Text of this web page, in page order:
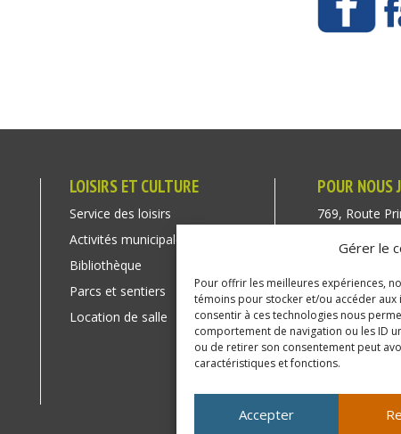
Gérer le
Pour offrir les meilleures expériences,
témoins pour stocker et/ou accéder
consentir à ces technologies nous
comportement de navigation ou les ID
ou de retirer son consentement peut
caractéristiques et fonctions.
Accepter
LOISIRS ET CULTURE
Service des loisirs
Activités municipales
Bibliothèque
Parcs et sentiers
Location de salle
POUR NOUS
769, Route
Québec J0P
Téléphone :
Direction